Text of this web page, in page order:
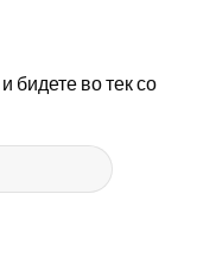
бидете во тек со